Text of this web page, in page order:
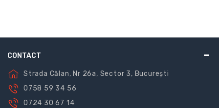
CONTACT
Strada Călan, Nr 26a, Sector 3, București
0758 59 34 56
0724 30 67 14